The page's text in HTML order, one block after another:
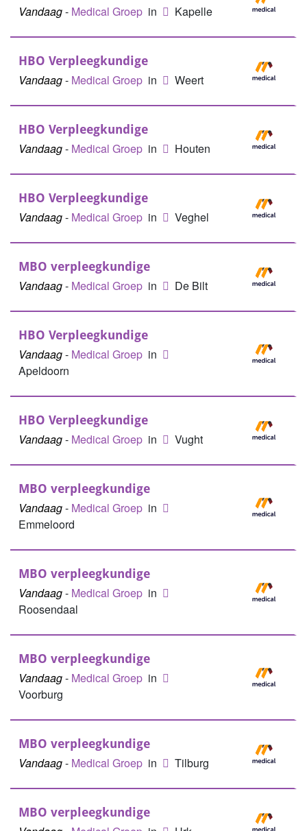
Vandaag- Medical Groep in Kapelle
HBO Verpleegkundige
Vandaag- Medical Groep in Weert
HBO Verpleegkundige
Vandaag- Medical Groep in Houten
HBO Verpleegkundige
Vandaag- Medical Groep in Veghel
MBO verpleegkundige
Vandaag- Medical Groep in De Bilt
HBO Verpleegkundige
Vandaag- Medical Groep in
Apeldoorn
HBO Verpleegkundige
Vandaag- Medical Groep in Vught
MBO verpleegkundige
Vandaag- Medical Groep in
Emmeloord
MBO verpleegkundige
Vandaag- Medical Groep in
Roosendaal
MBO verpleegkundige
Vandaag- Medical Groep in
Voorburg
MBO verpleegkundige
Vandaag- Medical Groep in Tilburg
MBO verpleegkundige